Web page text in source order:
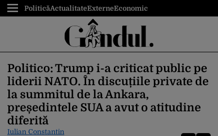
PoliticăActualitateExterneEconomic
Politico: Trump i-a criticat public pe
liderii NATO. În discuțiile private de
la summitul de la Ankara,
președintele SUA a avut o atitudine
diferită
Iulian Constantin